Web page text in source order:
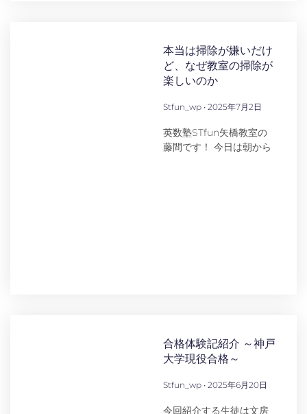
本当は掃除が嫌いだけ
ど、なぜ教室の掃除が
楽しいのか
Stfun_wp 2025年7月2日
英数塾STfun矢橋教室の
藤間です！ 今日は朝から
合格体験記紹介 ～神戸
大学現役合格～
Stfun_wp 2025年6月20日
今回紹介する生徒は文房